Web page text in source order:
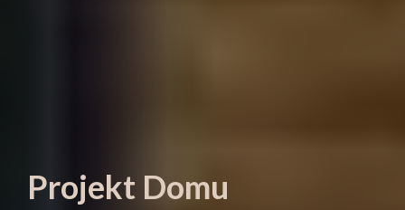
Projekt Domu